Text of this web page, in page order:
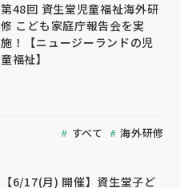
第48回 資生堂児童福祉海外研
修 こども家庭庁報告会を実
施！【ニュージーランドの児
童福祉】
すべて 海外研修
【6/17(月) 開催】資生堂子ど